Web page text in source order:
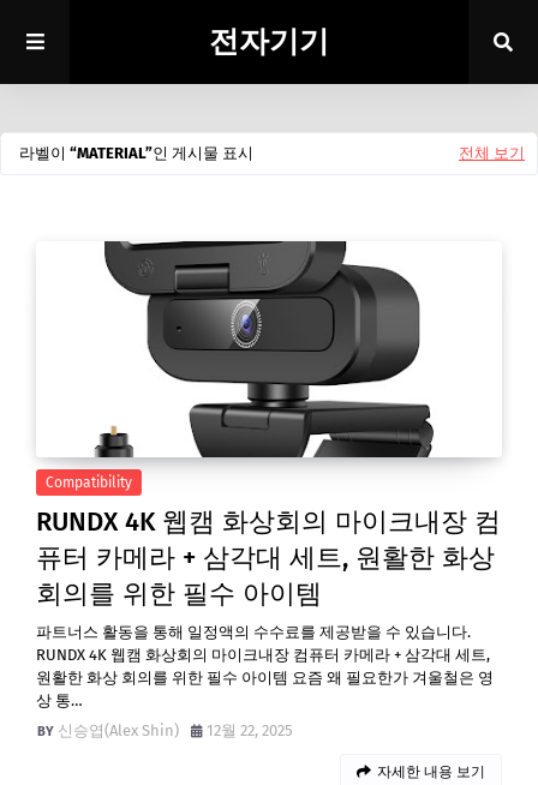
전자기기
라벨이 MATERIAL 인 게시물 표시 전체 보기
Compatibility
RUNDX 4K 웹캠 화상회의 마이크내장 컴
퓨터 카메라 + 삼각대 세트, 원활한 화상
회의를 위한 필수 아이템
파트너스 활동을 통해 일정액의 수수료를 제공받을 수 있습니다.
RUNDX 4K 웹캠 화상회의 마이크내장 컴퓨터 카메라 + 삼각대 세트,
원활한 화상 회의를 위한 필수 아이템 요즘 왜 필요한가 겨울철은 영
상 통…
신승엽(Alex Shin)
12월 22, 2025
자세한 내용 보기